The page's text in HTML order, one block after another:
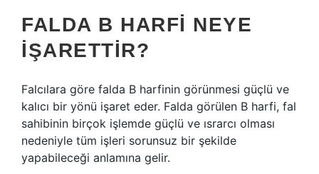
FALDA B HARFI NEYE
IŞARETTIR?
Falcılara göre falda B harfinin görünmesi güçlü ve
kalıcı bir yönü işaret eder. Falda görülen B harfi, fal
sahibinin birçok işlemde güçlü ve ısrarcı olması
nedeniyle tüm işleri sorunsuz bir şekilde
yapabileceği anlamına gelir.